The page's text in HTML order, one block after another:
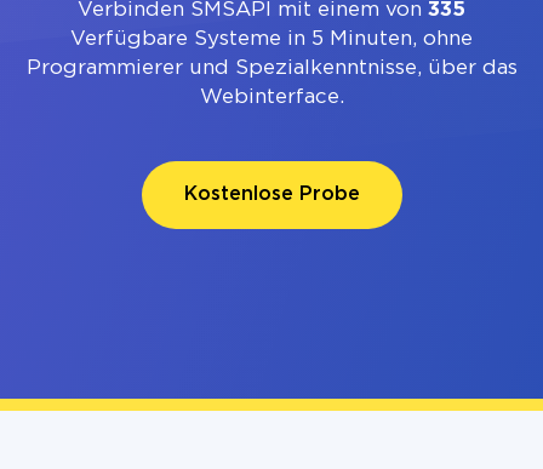
Verbinden SMSAPI mit einem von 335
Verfügbare Systeme in 5 Minuten, ohne
Programmierer und Spezialkenntnisse, über das
Webinterface.
Kostenlose Probe